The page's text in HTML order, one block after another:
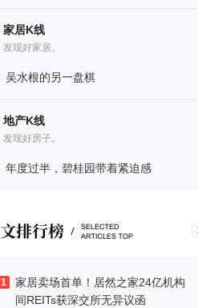
家居K线
发现好家居。
吴水根的另一盘棋
地产K线
发现好房子。
年度过半，碧桂园带着紧迫感
1
家居卖场首单！居然之家24亿机构
间REITs获深交所无异议函